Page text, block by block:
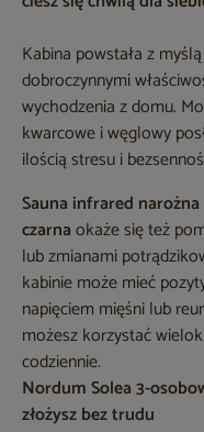
Kabina powstała z
dobroczynnymi
wychodzenia z domu.
kwarcowe i węglowy
ilością stresu i
Sauna infrared
czarnaokaże się też
lub zmianami
kabinie może mieć
napięciem mięśni lub
możesz korzystać
codziennie.
Nordum Solea 3-
złożysz bez trudu